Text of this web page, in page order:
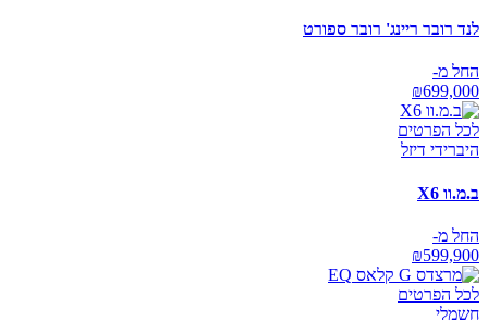
לנד רובר ריינג' רובר ספורט
החל מ-
₪699,000
לכל הפרטים
היברידי דיזל
ב.מ.וו X6
החל מ-
₪599,900
לכל הפרטים
חשמלי